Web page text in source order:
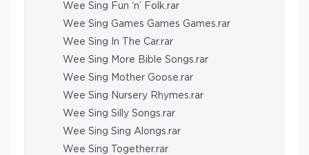
Wee Sing Fun ‘n’ Folk.rar
Wee Sing Games Games Games.rar
Wee Sing In The Car.rar
Wee Sing More Bible Songs.rar
Wee Sing Mother Goose.rar
Wee Sing Nursery Rhymes.rar
Wee Sing Silly Songs.rar
Wee Sing Sing Alongs.rar
Wee Sing Together.rar